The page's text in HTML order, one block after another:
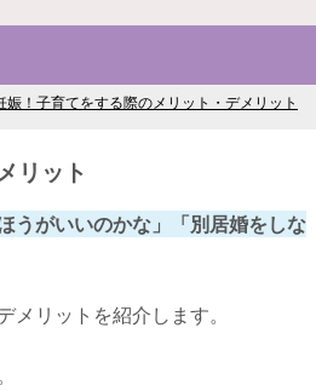
娠！子育てをする際のメリット・デメリット
リット
うがいいのかな」「別居婚をしな
リットを紹介します。